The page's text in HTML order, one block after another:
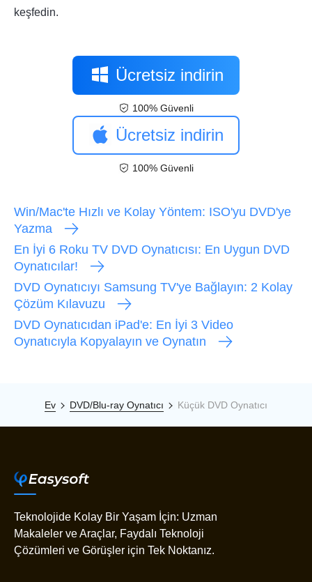
keşfedin.
Ücretsiz indirin
100% Güvenli
Ücretsiz indirin
100% Güvenli
Win/Mac'te Hızlı ve Kolay Yöntem: ISO'yu DVD'ye
Yazma
En İyi 6 Roku TV DVD Oynatıcısı: En Uygun DVD
Oynatıcılar!
DVD Oynatıcıyı Samsung TV'ye Bağlayın: 2 Kolay
Çözüm Kılavuzu
DVD Oynatıcıdan iPad'e: En İyi 3 Video
Oynatıcıyla Kopyalayın ve Oynatın
Ev DVD/Blu-ray Oynatıcı Küçük DVD Oynatıcı
Teknolojide Kolay Bir Yaşam İçin: Uzman
Makaleler ve Araçlar, Faydalı Teknoloji
Çözümleri ve Görüşler için Tek Noktanız.